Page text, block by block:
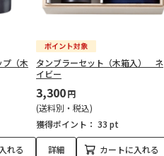
（木
れる
タンブラーセット（木箱入） ネ
イビー
3,300円
(送料別・税込)
獲得ポイント： 33 pt
詳細 カートに入れる